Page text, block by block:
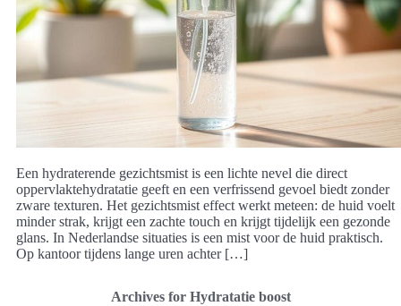
Een hydraterende gezichtsmist is een lichte nevel die direct
oppervlaktehydratatie geeft en een verfrissend gevoel biedt zonder
zware texturen. Het gezichtsmist effect werkt meteen: de huid voelt
minder strak, krijgt een zachte touch en krijgt tijdelijk een gezonde
glans. In Nederlandse situaties is een mist voor de huid praktisch.
Op kantoor tijdens lange uren achter […]
Archives for Hydratatie boost